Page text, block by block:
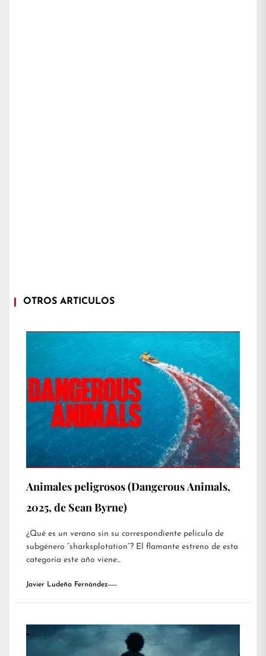
OTROS ARTÍCULOS
Animales peligrosos (Dangerous Animals,
2025, de Sean Byrne)
¿Qué es un verano sin su correspondiente película de
subgénero “sharksplotation”? El flamante estreno de esta
categoría este año viene...
Javier Ludeña Fernández